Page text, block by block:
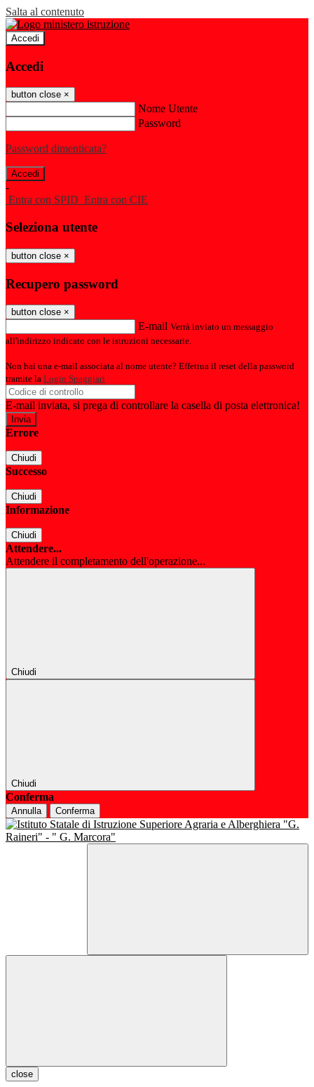
Salta al contenuto
Accedi
Accedi
button close ×
Nome Utente
Password
Password dimenticata?
-
Entra con SPID Entra con CIE
Seleziona utente
button close ×
Recupero password
button close ×
E-mail Verrà inviato un messaggio
all'indirizzo indicato con le istruzioni necessarie.
Non hai una e-mail associata al nome utente? Effettua il reset della password
tramite la Login Spaggiari
E-mail inviata, si prega di controllare la casella di posta elettronica!
Errore
Chiudi
Successo
Chiudi
Informazione
Chiudi
Attendere...
Attendere il completamento dell'operazione...
Chiudi
Chiudi
Conferma
Annulla Conferma
close